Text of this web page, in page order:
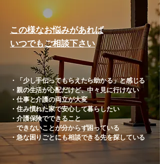
この様なお悩みがあれば
いつでもご相談下さい
・「少し手伝ってもらえたら助かる」と感じる
・親の生活が心配だけど、中々見に行けない
・仕事と介護の両立が大変
・住み慣れた家で安心して暮らしたい
・介護保険でできること
できないことが分からず困っている
・急な困りごとにも相談できる先を探している